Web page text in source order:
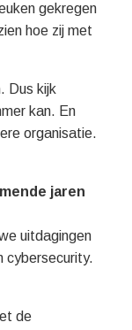
gekregen
hoe zij met
Dus kijk
kan. En
organisatie.
jaren
uitdagingen
cybersecurity.
de